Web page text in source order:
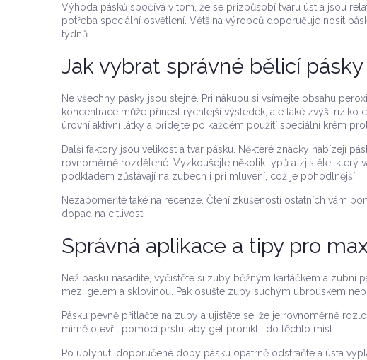
Výhoda pásků spočívá v tom, že se přizpůsobí tvaru úst a jsou
potřeba speciální osvětlení. Většina výrobců doporučuje nosit
týdnů.
Jak vybrat správné bělicí pásky
Ne všechny pásky jsou stejné. Při nákupu si všímejte obsahu
koncentrace může přinést rychlejší výsledek, ale také zvýší riziko
úrovní aktivní látky a přidejte po každém použití speciální krém
Další faktory jsou velikost a tvar pásku. Některé značky nabízejí
rovnoměrně rozdělené. Vyzkoušejte několik typů a zjistěte, který
podkladem zůstávají na zubech i při mluvení, což je pohodlnější.
Nezapomeňte také na recenze. Čtení zkušeností ostatních vám
dopad na citlivost.
Správná aplikace a tipy pro
Než pásku nasadíte, vyčistěte si zuby běžným kartáčkem a zubní
mezi gelem a sklovinou. Pak osušte zuby suchým ubrouskem
Pásku pevně přitlačte na zuby a ujistěte se, že je rovnoměrně
mírně otevřít pomocí prstu, aby gel pronikl i do těchto míst.
Po uplynutí doporučené doby pásku opatrně odstraňte a ústa